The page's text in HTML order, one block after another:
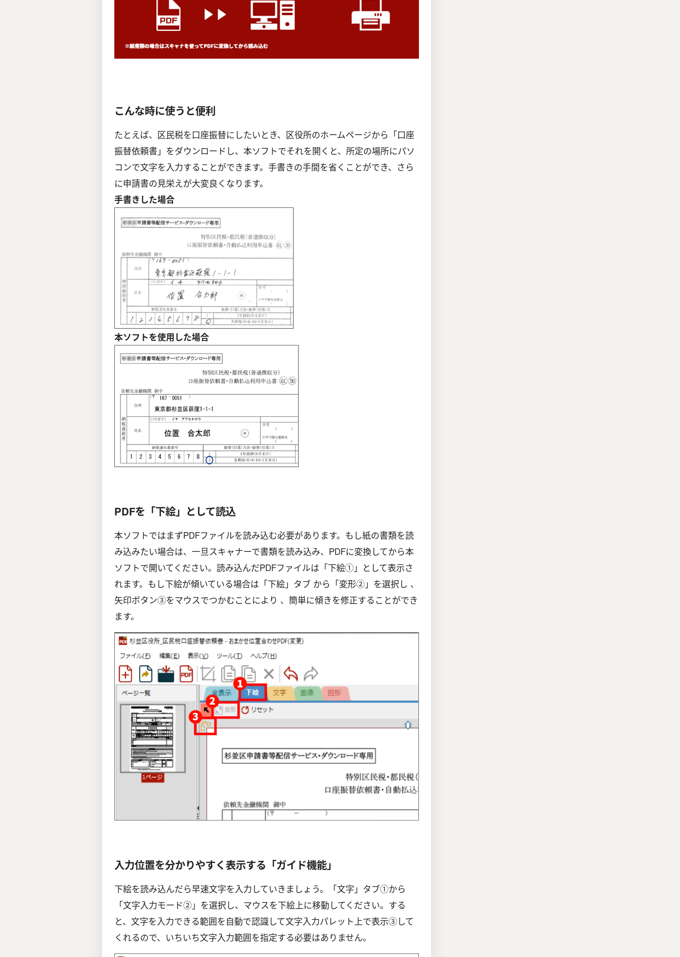
こんな時に使うと便利
たとえば、区民税を口座振替にしたいとき、区役所のホームページから「口座
振替依頼書」をダウンロードし、本ソフトでそれを開くと、所定の場所にパソ
コンで文字を入力することができます。手書きの手間を省くことができ、さら
に申請書の見栄えが大変良くなります。
手書きした場合
本ソフトを使用した場合
PDFを「下絵」として読込
本ソフトではまずPDFファイルを読み込む必要があります。もし紙の書類を読
み込みたい場合は、一旦スキャナーで書類を読み込み、PDFに変換してから本
ソフトで開いてください。読み込んだPDFファイルは「下絵①」として表示さ
れます。もし下絵が傾いている場合は「下絵」タブ から「変形②」を選択し 、
矢印ボタン③をマウスでつかむことにより 、簡単に傾きを修正することができ
ます。
入力位置を分かりやすく表示する「ガイド機能」
下絵を読み込んだら早速文字を入力していきましょう。「文字」タブ①から
「文字入力モード②」を選択し、マウスを下絵上に移動してください。する
と、文字を入力できる範囲を自動で認識して文字入力パレット上で表示③して
くれるので、いちいち文字入力範囲を指定する必要はありません。